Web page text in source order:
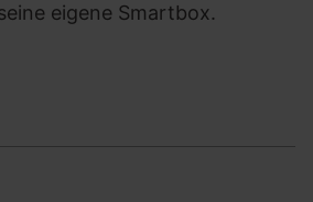
eigene Smartbox.